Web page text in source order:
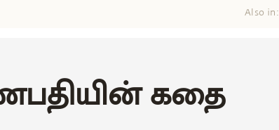
Also in:
கதை